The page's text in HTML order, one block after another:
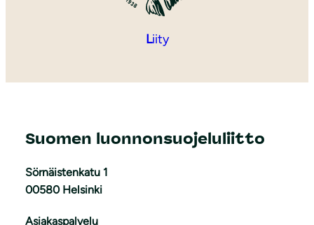
Liity
Suomen luonnonsuojeluliitto
Sörnäistenkatu 1
00580 Helsinki
Asiakaspalvelu